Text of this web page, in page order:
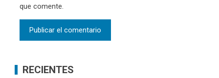
que comente.
RECIENTES